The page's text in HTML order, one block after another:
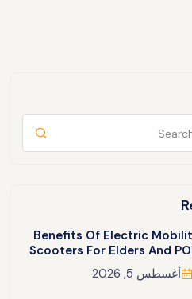
Benefits Of Electric
Scooters For Elders And
أغسطس 5, 2026